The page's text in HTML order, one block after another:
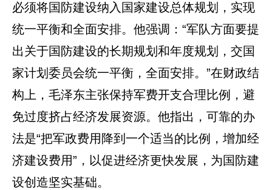
必须将国防建设纳入国家建设总体规划，实现
统一平衡和全面安排。他强调：“军队方面要提
出关于国防建设的长期规划和年度规划，交国
家计划委员会统一平衡，全面安排。”在财政结
构上，毛泽东主张保持军费开支合理比例，避
免过度挤占经济发展资源。他指出，可靠的办
法是“把军政费用降到一个适当的比例，增加经
济建设费用”，以促进经济更快发展，为国防建
设创造坚实基础。